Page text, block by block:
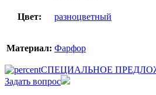
Цвет: разноцветный
Материал: Фарфор
СПЕЦИАЛЬНОЕ
Задать вопрос